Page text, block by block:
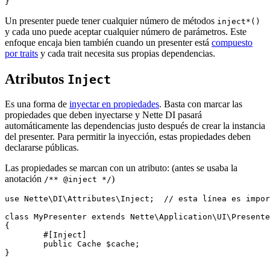
Un presenter puede tener cualquier número de métodos inject*()
y cada uno puede aceptar cualquier número de parámetros. Este
enfoque encaja bien también cuando un presenter está compuesto
por traits y cada trait necesita sus propias dependencias.
Atributos Inject
Es una forma de inyectar en propiedades. Basta con marcar las
propiedades que deben inyectarse y Nette DI pasará
automáticamente las dependencias justo después de crear la instancia
del presenter. Para permitir la inyección, estas propiedades deben
declararse públicas.
Las propiedades se marcan con un atributo: (antes se usaba la
anotación /** @inject */)
use Nette\DI\Attributes\Inject;  // esta línea es
class MyPresenter extends
{